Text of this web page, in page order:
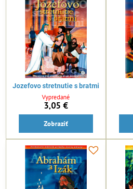
Jozefovo stretnutie s bratmi
Vypredané
3,05 €
Zobraziť